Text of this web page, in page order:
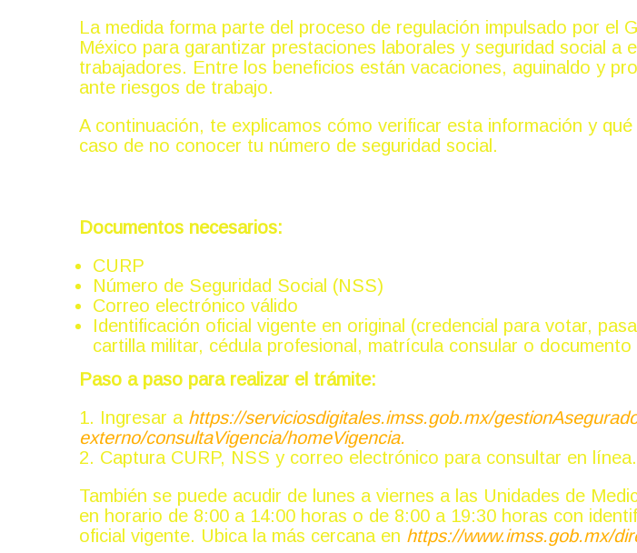
La medida forma parte del proceso de regulación impulsado por el
México para garantizar prestaciones laborales y seguridad social a
trabajadores. Entre los beneficios están vacaciones, aguinaldo y
ante riesgos de trabajo.
A continuación, te explicamos cómo verificar esta información y qué
caso de no conocer tu número de seguridad social.
Documentos necesarios:
CURP
Número de Seguridad Social (NSS)
Correo electrónico válido
Identificación oficial vigente en original (credencial para votar,
cartilla militar, cédula profesional, matrícula consular o
Paso a paso para realizar el trámite:
1. Ingresar a https://serviciosdigitales.imss.gob.mx/
externo/consultaVigencia/homeVigencia.
2. Captura CURP, NSS y correo electrónico para consultar en línea.
También se puede acudir de lunes a viernes a las Unidades de
en horario de 8:00 a 14:00 horas o de 8:00 a 19:30 horas con
oficial vigente. Ubica la más cercana en https://www.imss.gob.mx/